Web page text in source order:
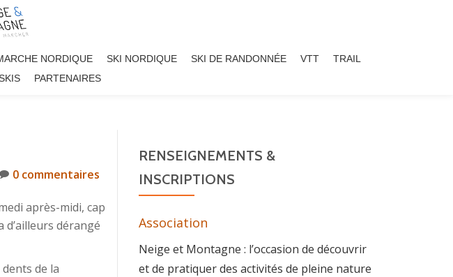
NORDIQUE SKI NORDIQUE SKI DE RANDONNÉE VTT
TRAIL
PARTENAIRES
0 commentaires
après-midi, cap
dérangé
de la
RENSEIGNEMENTS &
INSCRIPTIONS
Association
Neige et Montagne : l’occasion de découvrir
et de pratiquer des activités de pleine nature